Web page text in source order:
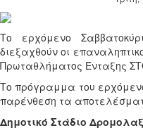
Το ερχόμενο
διεξαχθούν οι
Πρωταθλήματος Ένταξης
Το πρόγραμμα του
παρένθεση τα
Δημοτικό Στάδιο